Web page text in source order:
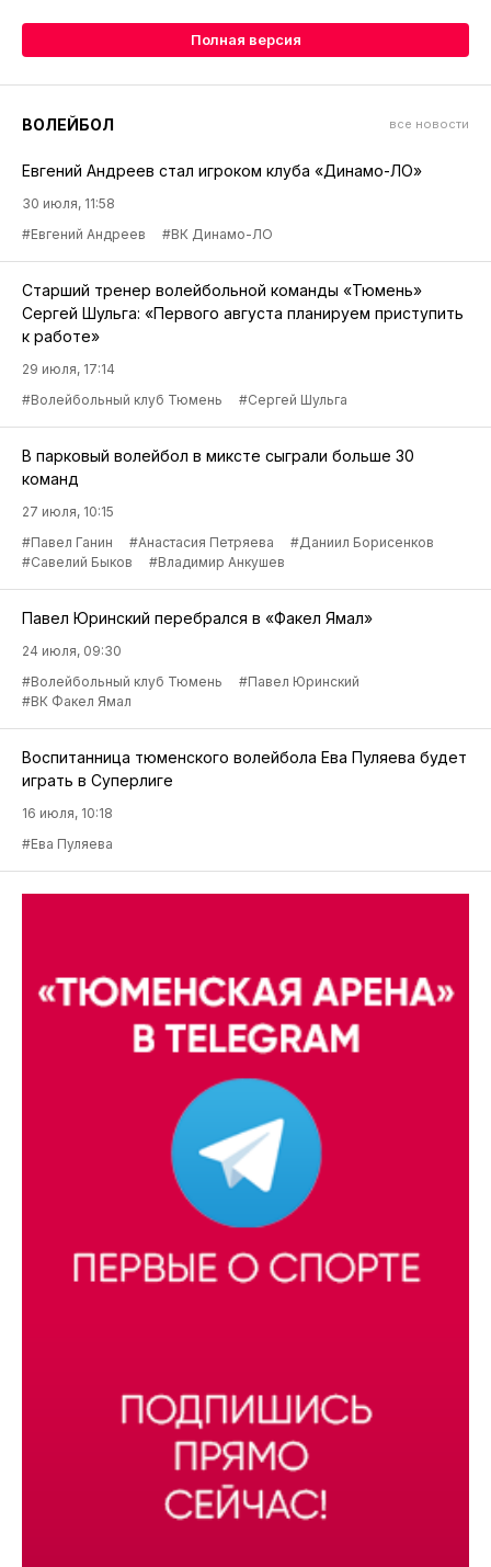
Полная версия
ВОЛЕЙБОЛ все новости
Евгений Андреев стал игроком клуба «Динамо-ЛО»
30 июля, 11:58
#Евгений Андреев
#ВК Динамо-ЛО
Старший тренер волейбольной команды «Тюмень»
Сергей Шульга: «Первого августа планируем приступить
к работе»
29 июля, 17:14
#Волейбольный клуб Тюмень
#Сергей Шульга
В парковый волейбол в миксте сыграли больше 30
команд
27 июля, 10:15
#Павел Ганин
#Анастасия Петряева
#Даниил Борисенков
#Савелий Быков
#Владимир Анкушев
Павел Юринский перебрался в «Факел Ямал»
24 июля, 09:30
#Волейбольный клуб Тюмень
#Павел Юринский
#ВК Факел Ямал
Воспитанница тюменского волейбола Ева Пуляева будет
играть в Суперлиге
16 июля, 10:18
#Ева Пуляева